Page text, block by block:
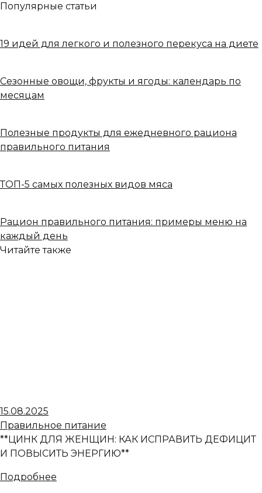
Популярные статьи
19 идей для легкого и полезного перекуса на диете
Сезонные овощи, фрукты и ягоды: календарь по
месяцам
Полезные продукты для ежедневного рациона
правильного питания
ТОП-5 самых полезных видов мяса
Рацион правильного питания: примеры меню на
каждый день
Читайте также
15.08.2025
Правильное питание
**ЦИНК ДЛЯ ЖЕНЩИН: КАК ИСПРАВИТЬ ДЕФИЦИТ
И ПОВЫСИТЬ ЭНЕРГИЮ**
Подробнее